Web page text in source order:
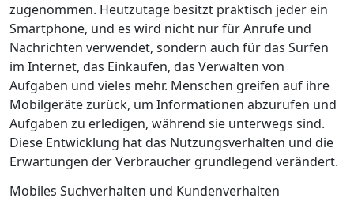
zugenommen. Heutzutage besitzt praktisch jeder ein
Smartphone, und es wird nicht nur für Anrufe und
Nachrichten verwendet, sondern auch für das Surfen
im Internet, das Einkaufen, das Verwalten von
Aufgaben und vieles mehr. Menschen greifen auf ihre
Mobilgeräte zurück, um Informationen abzurufen und
Aufgaben zu erledigen, während sie unterwegs sind.
Diese Entwicklung hat das Nutzungsverhalten und die
Erwartungen der Verbraucher grundlegend verändert.
Mobiles Suchverhalten und Kundenverhalten